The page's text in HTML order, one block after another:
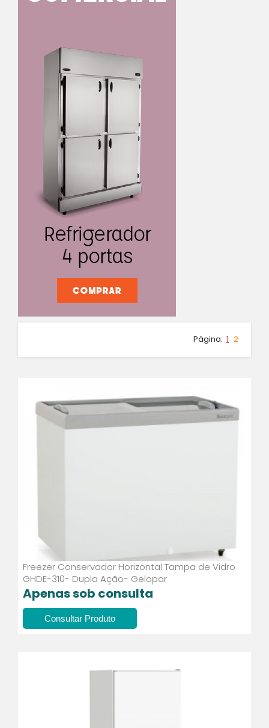
Página: 1 2
Freezer Conservador Horizontal Tampa de Vidro
GHDE-310- Dupla Ação- Gelopar
Apenas sob consulta
Consultar Produto